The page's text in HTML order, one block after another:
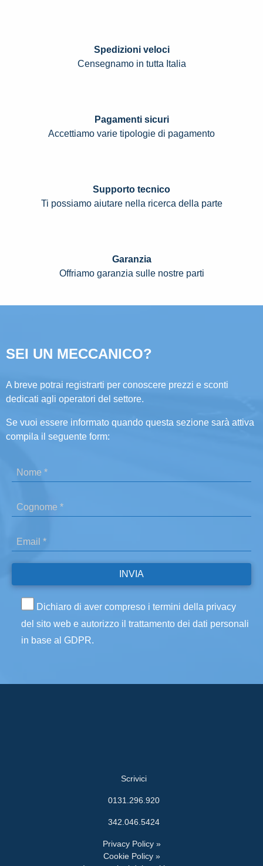
Spedizioni veloci
Censegnamo in tutta Italia
Pagamenti sicuri
Accettiamo varie tipologie di pagamento
Supporto tecnico
Ti possiamo aiutare nella ricerca della parte
Garanzia
Offriamo garanzia sulle nostre parti
SEI UN MECCANICO?
A breve potrai registrarti per conoscere prezzi e sconti
dedicati agli operatori del settore.
Se vuoi essere informato quando questa sezione sarà attiva
compila il seguente form:
Dichiaro di aver compreso i termini della privacy
del sito web e autorizzo il trattamento dei dati personali
in base al GDPR.
Scrivici
0131.296.920
342.046.5424
Privacy Policy »
Cookie Policy »